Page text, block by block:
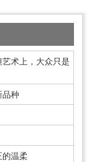
术上，大众只是
品种
温柔